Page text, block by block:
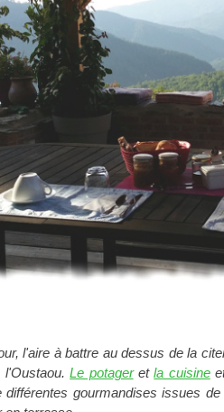
l'aire à battre au dessus de la
l'Oustaou.Le potageretla cuisine
gourmandises issues